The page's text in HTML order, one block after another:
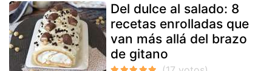
Del dulce al salado: 8
recetas enrolladas que
van más allá del brazo
de gitano